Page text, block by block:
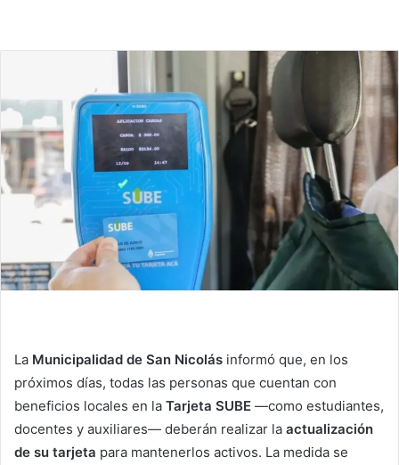
La Municipalidad de San Nicolás informó que, en los
próximos días, todas las personas que cuentan con
beneficios locales en la Tarjeta SUBE —como estudiantes,
docentes y auxiliares— deberán realizar la actualización
de su tarjeta para mantenerlos activos. La medida se